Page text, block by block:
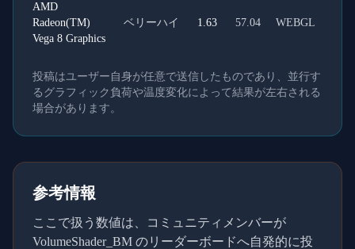
AMD
Radeon(TM)
Vega 8 Graphics
ベリーハイ 1.63 57.04 WEBGL
投稿はユーザー自身が任意で送信したものであり、並行す
るグラフィック負荷や温度変化によって結果が左右される
場合があります。
参考情報
ここで扱う数値は、コミュニティメンバーが
VolumeShader_BM のリーダーボードへ自発的に投